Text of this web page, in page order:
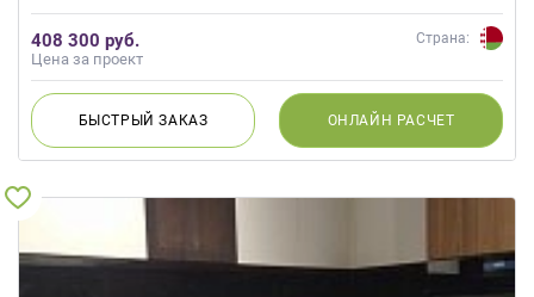
408 300 руб.
Цена за проект
Страна:
БЫСТРЫЙЗАКАЗ ОНЛАЙН РАСЧЕТ